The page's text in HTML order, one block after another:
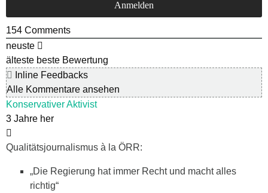
154 Comments
neuste
älteste beste Bewertung
Inline Feedbacks
Alle Kommentare ansehen
Konservativer Aktivist
3 Jahre her
Qualitätsjournalismus à la ÖRR:
„Die Regierung hat immer Recht und macht alles
richtig“